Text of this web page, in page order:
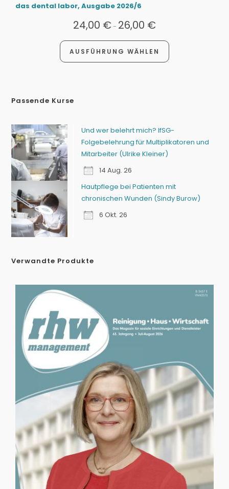
das dental labor, Ausgabe 2026/6
24,00 €- 26,00 €
AUSFÜHRUNG WÄHLEN
Passende Kurse
Und wer belehrt mich? IfSG-
Folgebelehrung für Multiplikatoren und
Mitarbeiter (Ulrike Kleiner)
14 Aug. 26
Hautpflege bei Patienten mit
chronischen Wunden (Sindy Burow)
6 Okt. 26
Verwandte Produkte